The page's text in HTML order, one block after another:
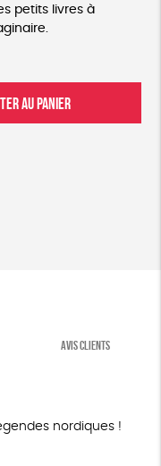
petits livres à
AU PANIER
AVIS CLIENTS
nordiques !